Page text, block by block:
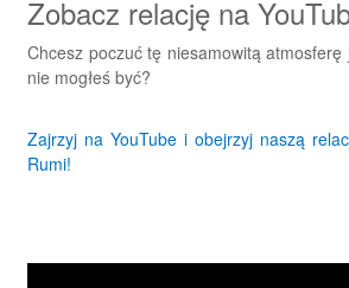
Zobacz relację na
Chcesz poczuć tę niesamowitą
nie mogłeś być?
Zajrzyj na YouTube i obejrzyj naszą
Rumi!